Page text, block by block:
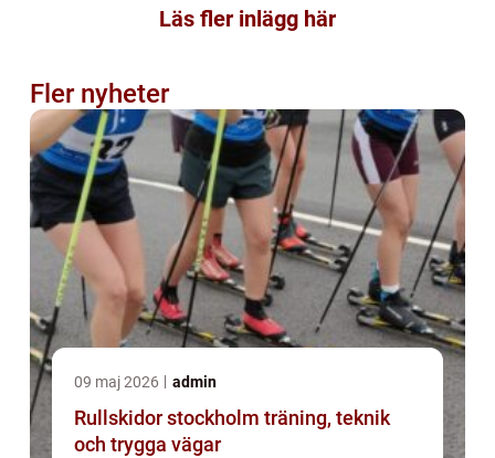
Läs fler inlägg här
Fler nyheter
09 maj 2026 admin
Rullskidor stockholm träning, teknik
och trygga vägar